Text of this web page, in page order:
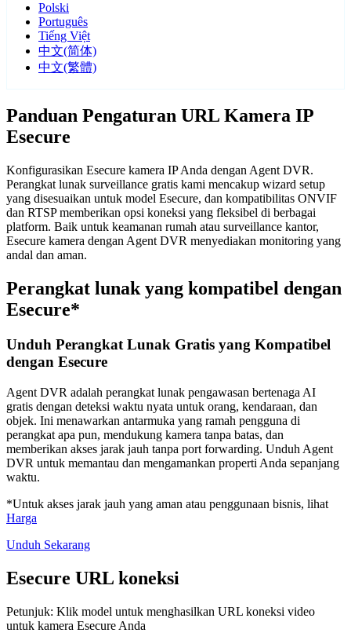
Polski
Português
Tiếng Việt
中文(简体)
中文(繁體)
Panduan Pengaturan URL Kamera IP
Esecure
Konfigurasikan Esecure kamera IP Anda dengan Agent DVR.
Perangkat lunak surveillance gratis kami mencakup wizard setup
yang disesuaikan untuk model Esecure, dan kompatibilitas ONVIF
dan RTSP memberikan opsi koneksi yang fleksibel di berbagai
platform. Baik untuk keamanan rumah atau surveillance kantor,
Esecure kamera dengan Agent DVR menyediakan monitoring yang
andal dan aman.
Perangkat lunak yang kompatibel dengan
Esecure*
Unduh Perangkat Lunak Gratis yang Kompatibel
dengan Esecure
Agent DVR adalah perangkat lunak pengawasan bertenaga AI
gratis dengan deteksi waktu nyata untuk orang, kendaraan, dan
objek. Ini menawarkan antarmuka yang ramah pengguna di
perangkat apa pun, mendukung kamera tanpa batas, dan
memberikan akses jarak jauh tanpa port forwarding. Unduh Agent
DVR untuk memantau dan mengamankan properti Anda sepanjang
waktu.
*Untuk akses jarak jauh yang aman atau penggunaan bisnis, lihat
Harga
Unduh Sekarang
Esecure URL koneksi
Petunjuk: Klik model untuk menghasilkan URL koneksi video
untuk kamera Esecure Anda